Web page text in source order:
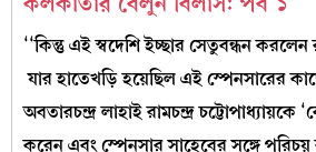
‘‘কিন্তু এই স্বদেশি ইচ্ছার সেতুবন্ধন করলেন
যার হাতেখড়ি হয়েছিল এই স্পেনসারের
অবতারচন্দ্র লাহাই রামচন্দ্র চট্টোপাধ্যায়কে
করেন এবং স্পেনসার সাহেবের সঙ্গে পরিচয়